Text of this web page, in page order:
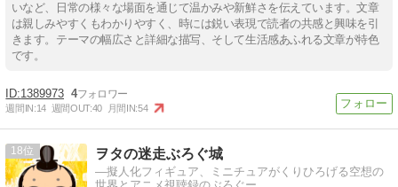
いなど、日常の様々な場面を通じて温かみや新鮮さを伝えています。文章
は親しみやすくもわかりやすく、時には鋭い表現で読者の共感と興味を引
きます。テーマの幅広さと詳細な描写、そして生活感あふれる文章が特色
です。
1389973 4
週間IN:14 週間OUT:40 月間IN:54
18 ヲタの迷走ぶろぐ城
―擬人化フィギュア、ミニチュアがくりひろげる空想の